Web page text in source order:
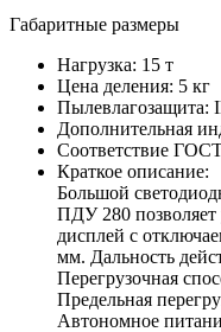
Габаритные размеры
Нагрузка: 15 т
Цена деления: 5 кг
Пылевлагозащита:
Дополнительная
Соответствие
Краткое описание:
Большой
ПДУ 280
дисплей с
мм. Дальность
Перегрузочная
Предельная
Автономное